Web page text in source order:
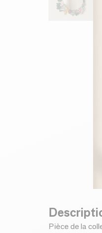
Pièce de la